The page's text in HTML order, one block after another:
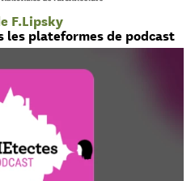
F.Lipsky
plateformes de podcast